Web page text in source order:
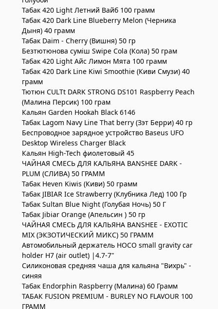
Табак 420 Light Летний Вайб 100 грамм
Табак 420 Dark Line Blueberry Melon (Черника
Дыня) 40 грамм
Табак Daim - Cherry (Вишня) 50 гр
Безтютюнова суміш Swipe Cola (Кола) 50 грам
Табак 420 Light Айс Лимон Мята 100 грамм
Табак 420 Dark Line Kiwi Smoothie (Киви Смузи) 40
грамм
Тютюн CULTt DARK STRONG DS101 Raspberry Peach
(Малина Персик) 100 грам
Кальян Garden Hookah Black 6146
Табак Lagom Navy Line That berry (Зэт Берри) 40 гр
Беспроводное зарядное устройство Baseus UFO
Desktop Wireless Charger Black
Кальян High-Tech фиолетовый 45
ЧАЙНАЯ СМЕСЬ ДЛЯ КАЛЬЯНА BANSHEE DARK -
PLUM (СЛИВА) 50 ГРАММ
Табак Heven Kiwis (Киви) 50 грамм
Табак JIBIAR Ice Strawberry (Клубника Лед) 100 Гр
Табак Sultan Blue Night (Голубая Ночь) 50 Г
Табак Jibiar Orange (Апельсин ) 50 гр
ЧАЙНАЯ СМЕСЬ ДЛЯ КАЛЬЯНА BANSHEE - EXOTIC
MIX (ЭКЗОТИЧЕСКИЙ МИКС) 50 ГРАММ
Автомобильный держатель HOCO small gravity car
holder H7 (air outlet) |4.7-7"
Силиконовая средняя чаша для кальяна "Вихрь" -
синяя
Табак Endorphin Raspberry (Малина) 60 Грамм
ТАБАК FUSION PREMIUM - BURLEY NO FLAVOUR 100
ГРАММ